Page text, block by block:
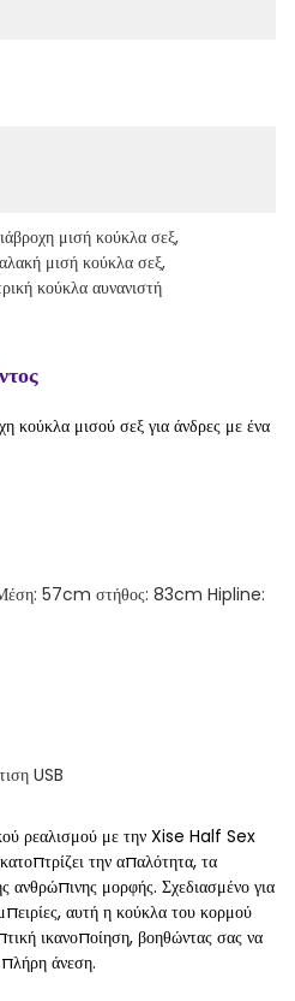
μισή κούκλα σεξ,
μισή κούκλα σεξ,
κούκλα αυνανιστή
μισού σεξ για άνδρες με ένα
57cm στήθος: 83cm Hipline:
USB
ρεαλισμού με την Xise Half Sex
την απαλότητα, τα
ανθρώπινης μορφής. Σχεδιασμένο για
αυτή η κούκλα του κορμού
ικανοποίηση, βοηθώντας σας να
άνεση.